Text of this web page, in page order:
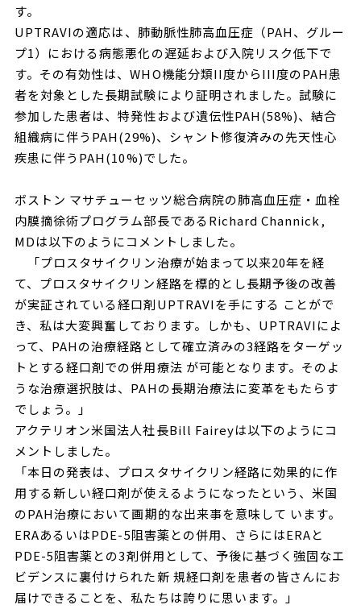
す。
UPTRAVIの適応は、肺動脈性肺高血圧症（PAH、グルー
プ1）における病態悪化の遅延および入院リスク低下で
す。その有効性は、WHO機能分類II度からIII度のPAH患
者を対象とした長期試験により証明されました。試験に
参加した患者は、特発性および遺伝性PAH(58%)、結合
組織病に伴うPAH(29%)、シャント修復済みの先天性心
疾患に伴うPAH(10%)でした。
ボストン マサチューセッツ総合病院の肺高血圧症・血栓
内膜摘徐術プログラム部長であるRichard Channick,
MDは以下のようにコメントしました。
「プロスタサイクリン治療が始まって以来20年を経
て、プロスタサイクリン経路を標的とし長期予後の改善
が実証されている経口剤UPTRAVIを手にする ことがで
き、私は大変興奮しております。しかも、UPTRAVIによ
って、PAHの治療経路として確立済みの3経路をターゲッ
トとする経口剤での併用療法 が可能となります。そのよ
うな治療選択肢は、PAHの長期治療法に変革をもたらす
でしょう。」
アクテリオン米国法人社長Bill Faireyは以下のようにコ
メントしました。
「本日の発表は、プロスタサイクリン経路に効果的に作
用する新しい経口剤が使えるようになったという、米国
のPAH治療において画期的な出来事を意味して います。
ERAあるいはPDE-5阻害薬との併用、さらにはERAと
PDE-5阻害薬との3剤併用として、予後に基づく強固なエ
ビデンスに裏付けられた新 規経口剤を患者の皆さんにお
届けできることを、私たちは誇りに思います。」